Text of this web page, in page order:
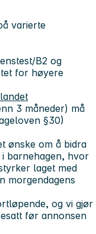
varierte
B2 og
for høyere
3 måneder) må
§30)
ønske om å bidra
barnehagen, hvor
laget med
morgendagens
og vi gjør
før annonsen